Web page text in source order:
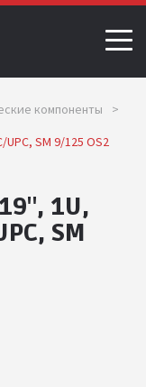
компоненты
>
SM 9/125 OS2
1U,
SM